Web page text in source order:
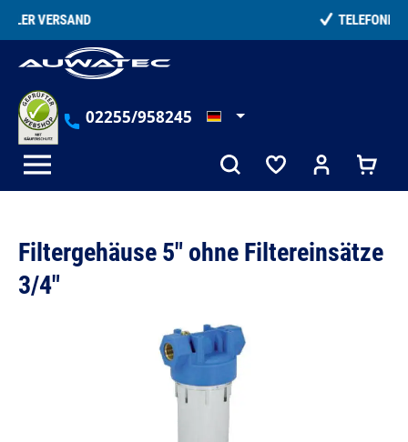
springen
02255/958245
Filtergehäuse 5" ohne Filtereinsätze
3/4"
Bildergalerie überspringen